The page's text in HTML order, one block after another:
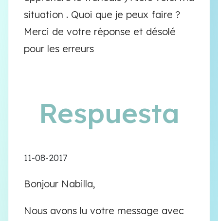
situation . Quoi que je peux faire ?
Merci de votre réponse et désolé
pour les erreurs
Respuesta
11-08-2017
Bonjour Nabilla,
Nous avons lu votre message avec